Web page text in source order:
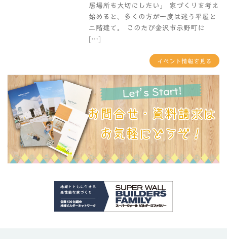
居場所も大切にしたい」 家づくりを考え
始めると、多くの方が一度は迷う平屋と
二階建て。 このたび金沢市示野町に
[…]
イベント情報を見る